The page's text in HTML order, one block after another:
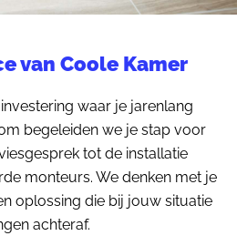
van Coole Kamer
waar je jarenlang
begeleiden we je stap voor
tot de installatie
monteurs. We denken met je
oplossing die bij jouw situatie
achteraf.